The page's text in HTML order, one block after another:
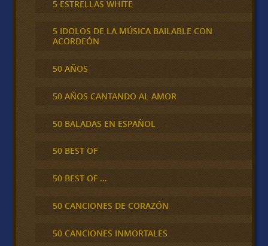
5 ESTRELLAS WHITE
5 IDOLOS DE LA MÚSICA BAILABLE CON
ACORDEÓN
50 AÑOS
50 AÑOS CANTANDO AL AMOR
50 BALADAS EN ESPAÑOL
50 BEST OF
50 BEST OF …
50 CANCIONES DE CORAZÓN
50 CANCIONES INMORTALES